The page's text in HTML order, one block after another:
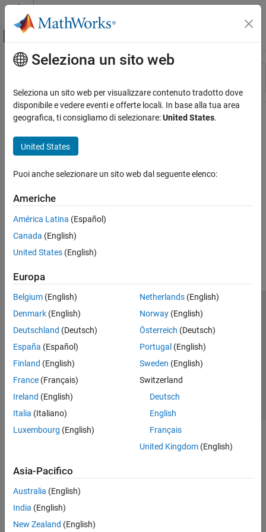
Vai al contenuto
Attiva/disattiva menu di navigazione
Risorsa
Stato
Contenuto principale
Seleziona un sito web
Seleziona un sito web per visualizzare contenuto tradotto dove
disponibile e vedere eventi e offerte locali. In base alla tua area
geografica, ti consigliamo di selezionare:United States.
United States
Puoi anche selezionare un sito web dal seguente elenco:
Americhe
América Latina (Español)
Canada (English)
United States (English)
Europa
Belgium (English)
Denmark (English)
Deutschland (Deutsch)
España (Español)
Finland (English)
France (Français)
Ireland (English)
Italia (Italiano)
Luxembourg (English)
Netherlands(English)
Norway(English)
Österreich (Deutsch)
Portugal (English)
Sweden (English)
Switzerland
Deutsch
English
Français
United Kingdom(English)
Asia-Pacifico
Australia (English)
India (English)
New Zealand (English)
Centro di fiducia
Informativa sulla privacy
Antipirateria
Stato dell'applicazione
Contatti
© 1994-2026 The MathWorks, Inc.